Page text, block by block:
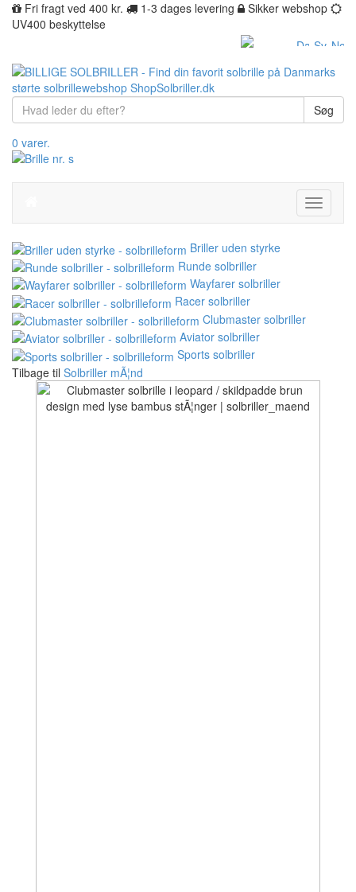
Fri fragt ved 400 kr. 1-3 dages levering
Sikker webshop
UV400 beskyttelse
Søg
0 varer.
Toggle
Briller uden styrke
Runde solbriller
Wayfarer solbriller
Racer solbriller
Clubmaster solbriller
Aviator solbriller
Sports solbriller
Tilbage til Solbriller mÃ¦nd